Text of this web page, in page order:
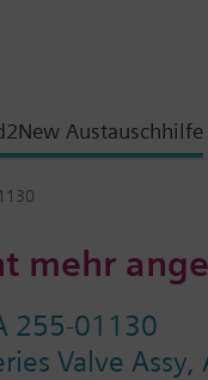
Austauschhilfe
mehr
255-01130
Valve